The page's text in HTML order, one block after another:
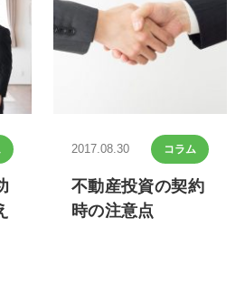
2017.08.30 コラム
不動産投資の契約
時の注意点